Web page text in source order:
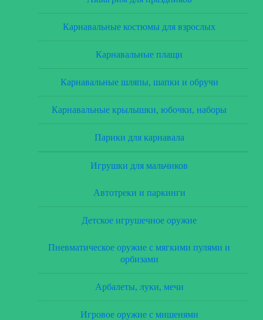
Карнавальные костюмы для взрослых
Карнавальные плащи
Карнавальные шляпы, шапки и обручи
Карнавальные крылышки, юбочки, наборы
Парики для карнавала
Игрушки для мальчиков
Автотреки и паркинги
Детское игрушечное оружие
Пневматическое оружие с мягкими пулями и
орбизами
Арбалеты, луки, мечи
Игровое оружие с мишенями